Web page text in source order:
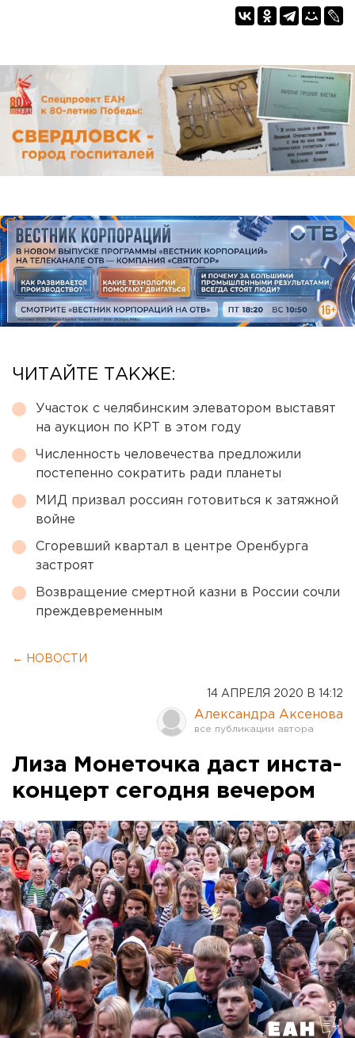
ЧИТАЙТЕ ТАКЖЕ:
Участок с челябинским элеватором выставят
на аукцион по КРТ в этом году
Численность человечества предложили
постепенно сократить ради планеты
МИД призвал россиян готовиться к затяжной
войне
Сгоревший квартал в центре Оренбурга
застроят
Возвращение смертной казни в России сочли
преждевременным
← НОВОСТИ
14 АПРЕЛЯ 2020 В 14:12
Александра Аксенова
Лиза Монеточка даст инста-
концерт сегодня вечером